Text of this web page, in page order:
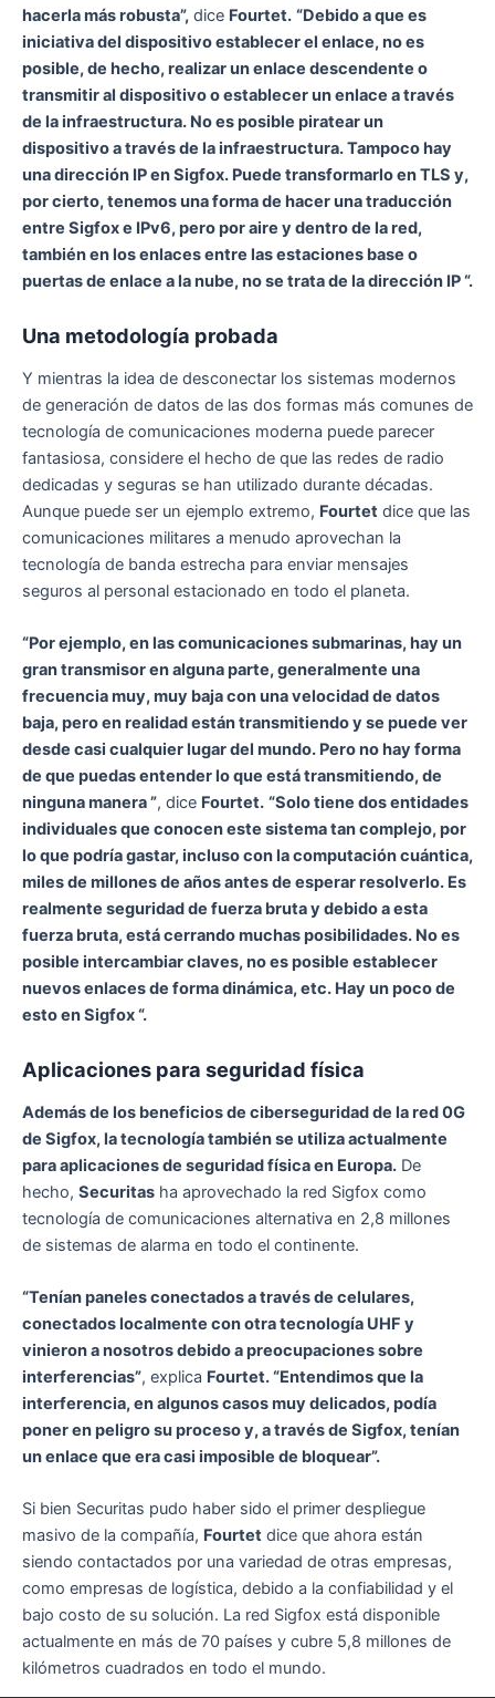
hacerla más robusta”, dice Fourtet. “Debido a que es
iniciativa del dispositivo establecer el enlace, no es
posible, de hecho, realizar un enlace descendente o
transmitir al dispositivo o establecer un enlace a través
de la infraestructura. No es posible piratear un
dispositivo a través de la infraestructura. Tampoco hay
una dirección IP en Sigfox. Puede transformarlo en TLS y,
por cierto, tenemos una forma de hacer una traducción
entre Sigfox e IPv6, pero por aire y dentro de la red,
también en los enlaces entre las estaciones base o
puertas de enlace a la nube, no se trata de la dirección IP “.
Una metodología probada
Y mientras la idea de desconectar los sistemas modernos
de generación de datos de las dos formas más comunes de
tecnología de comunicaciones moderna puede parecer
fantasiosa, considere el hecho de que las redes de radio
dedicadas y seguras se han utilizado durante décadas.
Aunque puede ser un ejemplo extremo, Fourtet dice que las
comunicaciones militares a menudo aprovechan la
tecnología de banda estrecha para enviar mensajes
seguros al personal estacionado en todo el planeta.
“Por ejemplo, en las comunicaciones submarinas, hay un
gran transmisor en alguna parte, generalmente una
frecuencia muy, muy baja con una velocidad de datos
baja, pero en realidad están transmitiendo y se puede ver
desde casi cualquier lugar del mundo. Pero no hay forma
de que puedas entender lo que está transmitiendo, de
ninguna manera ”, dice Fourtet. “Solo tiene dos entidades
individuales que conocen este sistema tan complejo, por
lo que podría gastar, incluso con la computación cuántica,
miles de millones de años antes de esperar resolverlo. Es
realmente seguridad de fuerza bruta y debido a esta
fuerza bruta, está cerrando muchas posibilidades. No es
posible intercambiar claves, no es posible establecer
nuevos enlaces de forma dinámica, etc. Hay un poco de
esto en Sigfox “.
Aplicaciones para seguridad física
Además de los beneficios de ciberseguridad de la red 0G
de Sigfox, la tecnología también se utiliza actualmente
para aplicaciones de seguridad física en Europa. De
hecho, Securitas ha aprovechado la red Sigfox como
tecnología de comunicaciones alternativa en 2,8 millones
de sistemas de alarma en todo el continente.
“Tenían paneles conectados a través de celulares,
conectados localmente con otra tecnología UHF y
vinieron a nosotros debido a preocupaciones sobre
interferencias”, explica Fourtet. “Entendimos que la
interferencia, en algunos casos muy delicados, podía
poner en peligro su proceso y, a través de Sigfox, tenían
un enlace que era casi imposible de bloquear”.
Si bien Securitas pudo haber sido el primer despliegue
masivo de la compañía, Fourtet dice que ahora están
siendo contactados por una variedad de otras empresas,
como empresas de logística, debido a la confiabilidad y el
bajo costo de su solución. La red Sigfox está disponible
actualmente en más de 70 países y cubre 5,8 millones de
kilómetros cuadrados en todo el mundo.